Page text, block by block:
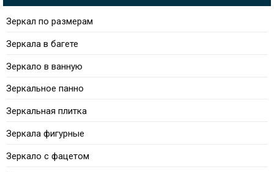
Зеркал по размерам
Зеркала в багете
Зеркало в ванную
Зеркальное панно
Зеркальная плитка
Зеркала фигурные
Зеркало с фацетом